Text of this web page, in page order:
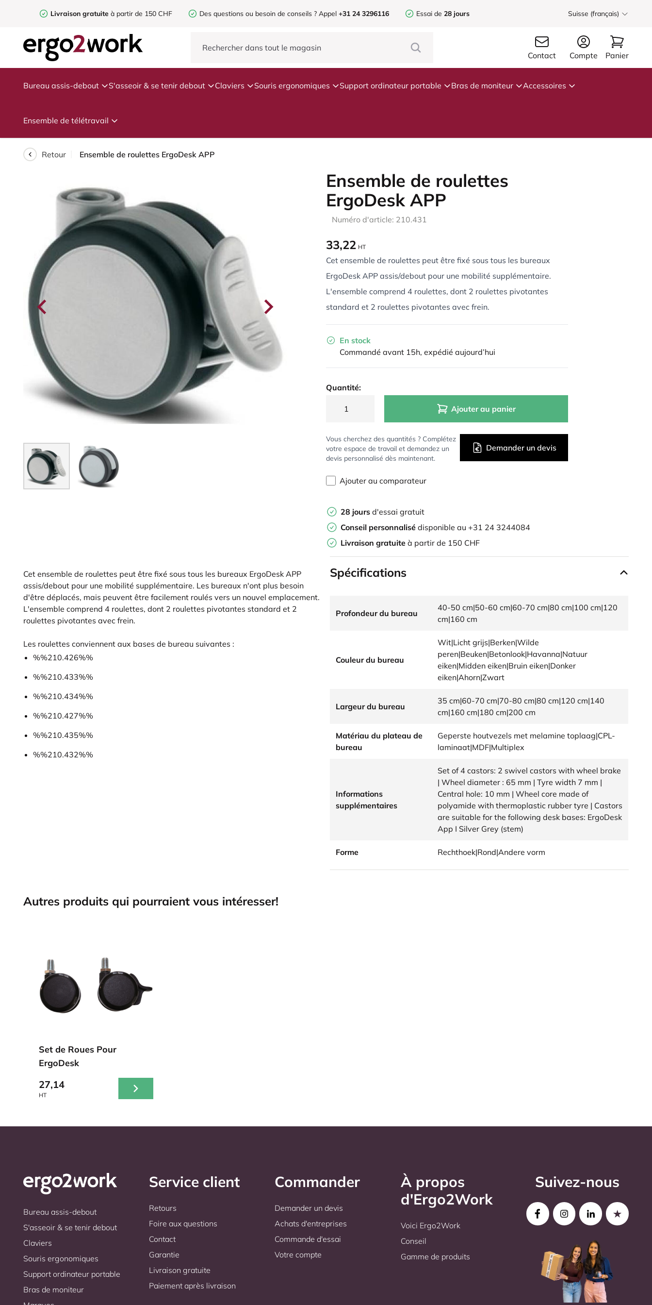
Livraison gratuite à partir de 150 CHF Des questions ou besoin de conseils ? Appel +31 24 3296116 Essai de 28 jours Suisse (français)
Contact Compte Panier
Bureau assis-debout S'asseoir & se tenir debout Claviers Souris ergonomiques Support ordinateur portable Bras de moniteur Accessoires
Ensemble de télétravail
Retour Ensemble de roulettes ErgoDesk APP
Ensemble de roulettes
ErgoDesk APP
Numéro d'article: 210.431
33,22 HT
Cet ensemble de roulettes peut être fixé sous tous les bureaux
ErgoDesk APP assis/debout pour une mobilité supplémentaire.
L'ensemble comprend 4 roulettes, dont 2 roulettes pivotantes
standard et 2 roulettes pivotantes avec frein.
En stock
Commandé avant 15h, expédié aujourd’hui
Quantité:
Ajouter au panier
Vous cherchez des quantités ? Complétez
votre espace de travail et demandez un
devis personnalisé dès maintenant.
Demander un devis
Ajouter au comparateur
28 jours d'essai gratuit
Conseil personnalisé disponible au +31 24 3244084
Livraison gratuite à partir de 150 CHF
Cet ensemble de roulettes peut être fixé sous tous les bureaux ErgoDesk APP
assis/debout pour une mobilité supplémentaire. Les bureaux n'ont plus besoin
d'être déplacés, mais peuvent être facilement roulés vers un nouvel emplacement.
L'ensemble comprend 4 roulettes, dont 2 roulettes pivotantes standard et 2
roulettes pivotantes avec frein.
Les roulettes conviennent aux bases de bureau suivantes :
%%210.426%%
%%210.433%%
%%210.434%%
%%210.427%%
%%210.435%%
%%210.432%%
Spécifications
Profondeur du bureau
40-50 cm|50-60 cm|60-70 cm|80 cm|100 cm|120
cm|160 cm
Couleur du bureau
Wit|Licht grijs|Berken|Wilde
peren|Beuken|Betonlook|Havanna|Natuur
eiken|Midden eiken|Bruin eiken|Donker
eiken|Ahorn|Zwart
Largeur du bureau
35 cm|60-70 cm|70-80 cm|80 cm|120 cm|140
cm|160 cm|180 cm|200 cm
Matériau du plateau de
bureau
Geperste houtvezels met melamine toplaag|CPL-
laminaat|MDF|Multiplex
Informations
supplémentaires
Set of 4 castors: 2 swivel castors with wheel brake
| Wheel diameter : 65 mm | Tyre width 7 mm |
Central hole: 10 mm | Wheel core made of
polyamide with thermoplastic rubber tyre | Castors
are suitable for the following desk bases: ErgoDesk
App I Silver Grey (stem)
Forme Rechthoek|Rond|Andere vorm
Autres produits qui pourraient vous intéresser!
Set de Roues Pour
ErgoDesk
27,14
HT
Bureau assis-debout
S'asseoir & se tenir debout
Claviers
Souris ergonomiques
Support ordinateur portable
Bras de moniteur
Service client
Retours
Foire aux questions
Contact
Garantie
Livraison gratuite
Paiement après livraison
Commander
Demander un devis
Achats d'entreprises
Commande d'essai
Votre compte
À propos
d'Ergo2Work
Voici Ergo2Work
Conseil
Gamme de produits
Suivez-nous